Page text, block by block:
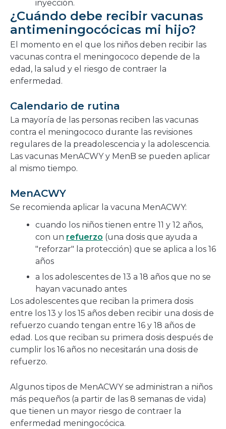
inyección.
¿Cuándo debe recibir vacunas
antimeningocócicas mi hijo?
El momento en el que los niños deben recibir las
vacunas contra el meningococo depende de la
edad, la salud y el riesgo de contraer la
enfermedad.
Calendario de rutina
La mayoría de las personas reciben las vacunas
contra el meningococo durante las revisiones
regulares de la preadolescencia y la adolescencia.
Las vacunas MenACWY y MenB se pueden aplicar
al mismo tiempo.
MenACWY
Se recomienda aplicar la vacuna MenACWY:
cuando los niños tienen entre 11 y 12 años,
con un refuerzo (una dosis que ayuda a
"reforzar" la protección) que se aplica a los 16
años
a los adolescentes de 13 a 18 años que no se
hayan vacunado antes
Los adolescentes que reciban la primera dosis
entre los 13 y los 15 años deben recibir una dosis de
refuerzo cuando tengan entre 16 y 18 años de
edad. Los que reciban su primera dosis después de
cumplir los 16 años no necesitarán una dosis de
refuerzo.
Algunos tipos de MenACWY se administran a niños
más pequeños (a partir de las 8 semanas de vida)
que tienen un mayor riesgo de contraer la
enfermedad meningocócica.